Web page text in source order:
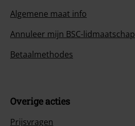
Algemene maat info
Annuleer mijn BSC-lidmaatschap
Betaalmethodes
Overige acties
Prijsvragen